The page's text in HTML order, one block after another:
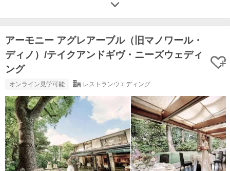
アーモニー アグレアーブル（旧マノワール・
ディノ）/テイクアンドギヴ・ニーズウェディ
ング
オンライン見学可能 レストランウエディング